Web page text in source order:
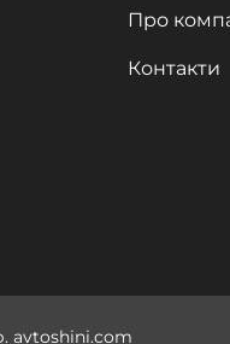
Про
Контакти
avtoshini.com